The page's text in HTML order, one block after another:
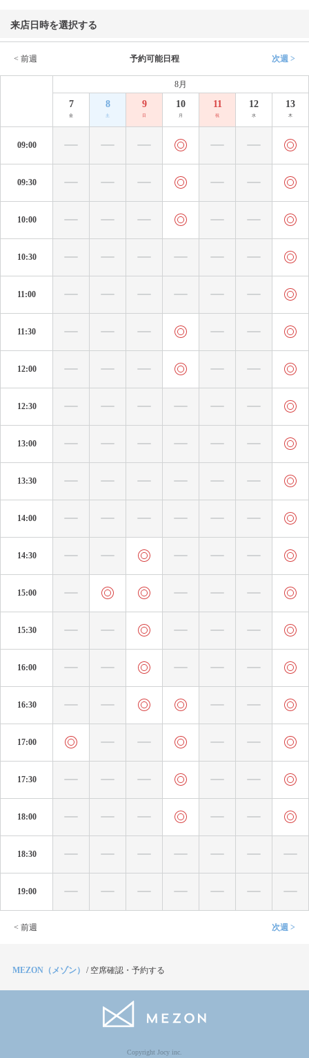
来店日時を選択する
< 前週 予約可能日程 次週 >
8月
7
金
8
土
9
日
10
月
11
祝
12
水
13
木
09:00
09:30
10:00
10:30
11:00
11:30
12:00
12:30
13:00
13:30
14:00
14:30
15:00
15:30
16:00
16:30
17:00
17:30
18:00
18:30
19:00
< 前週 次週 >
MEZON（メゾン） / 空席確認・予約する
Copyright Jocy inc.